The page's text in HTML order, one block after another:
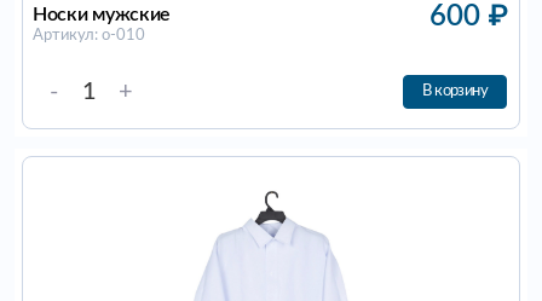
Носки мужские
Артикул: о-010
600 ₽
- + В корзину